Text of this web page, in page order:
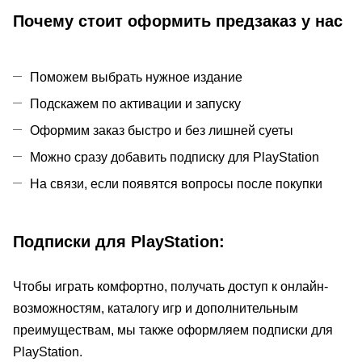
Почему стоит оформить предзаказ у нас
Поможем выбрать нужное издание
Подскажем по активации и запуску
Оформим заказ быстро и без лишней суеты
Можно сразу добавить подписку для PlayStation
На связи, если появятся вопросы после покупки
Подписки для PlayStation:
Чтобы играть комфортно, получать доступ к онлайн-
возможностям, каталогу игр и дополнительным
преимуществам, мы также оформляем подписки для
PlayStation.